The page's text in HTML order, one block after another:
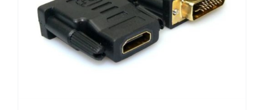
OSTALO